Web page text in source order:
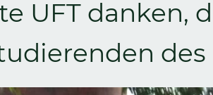
UFT danken,